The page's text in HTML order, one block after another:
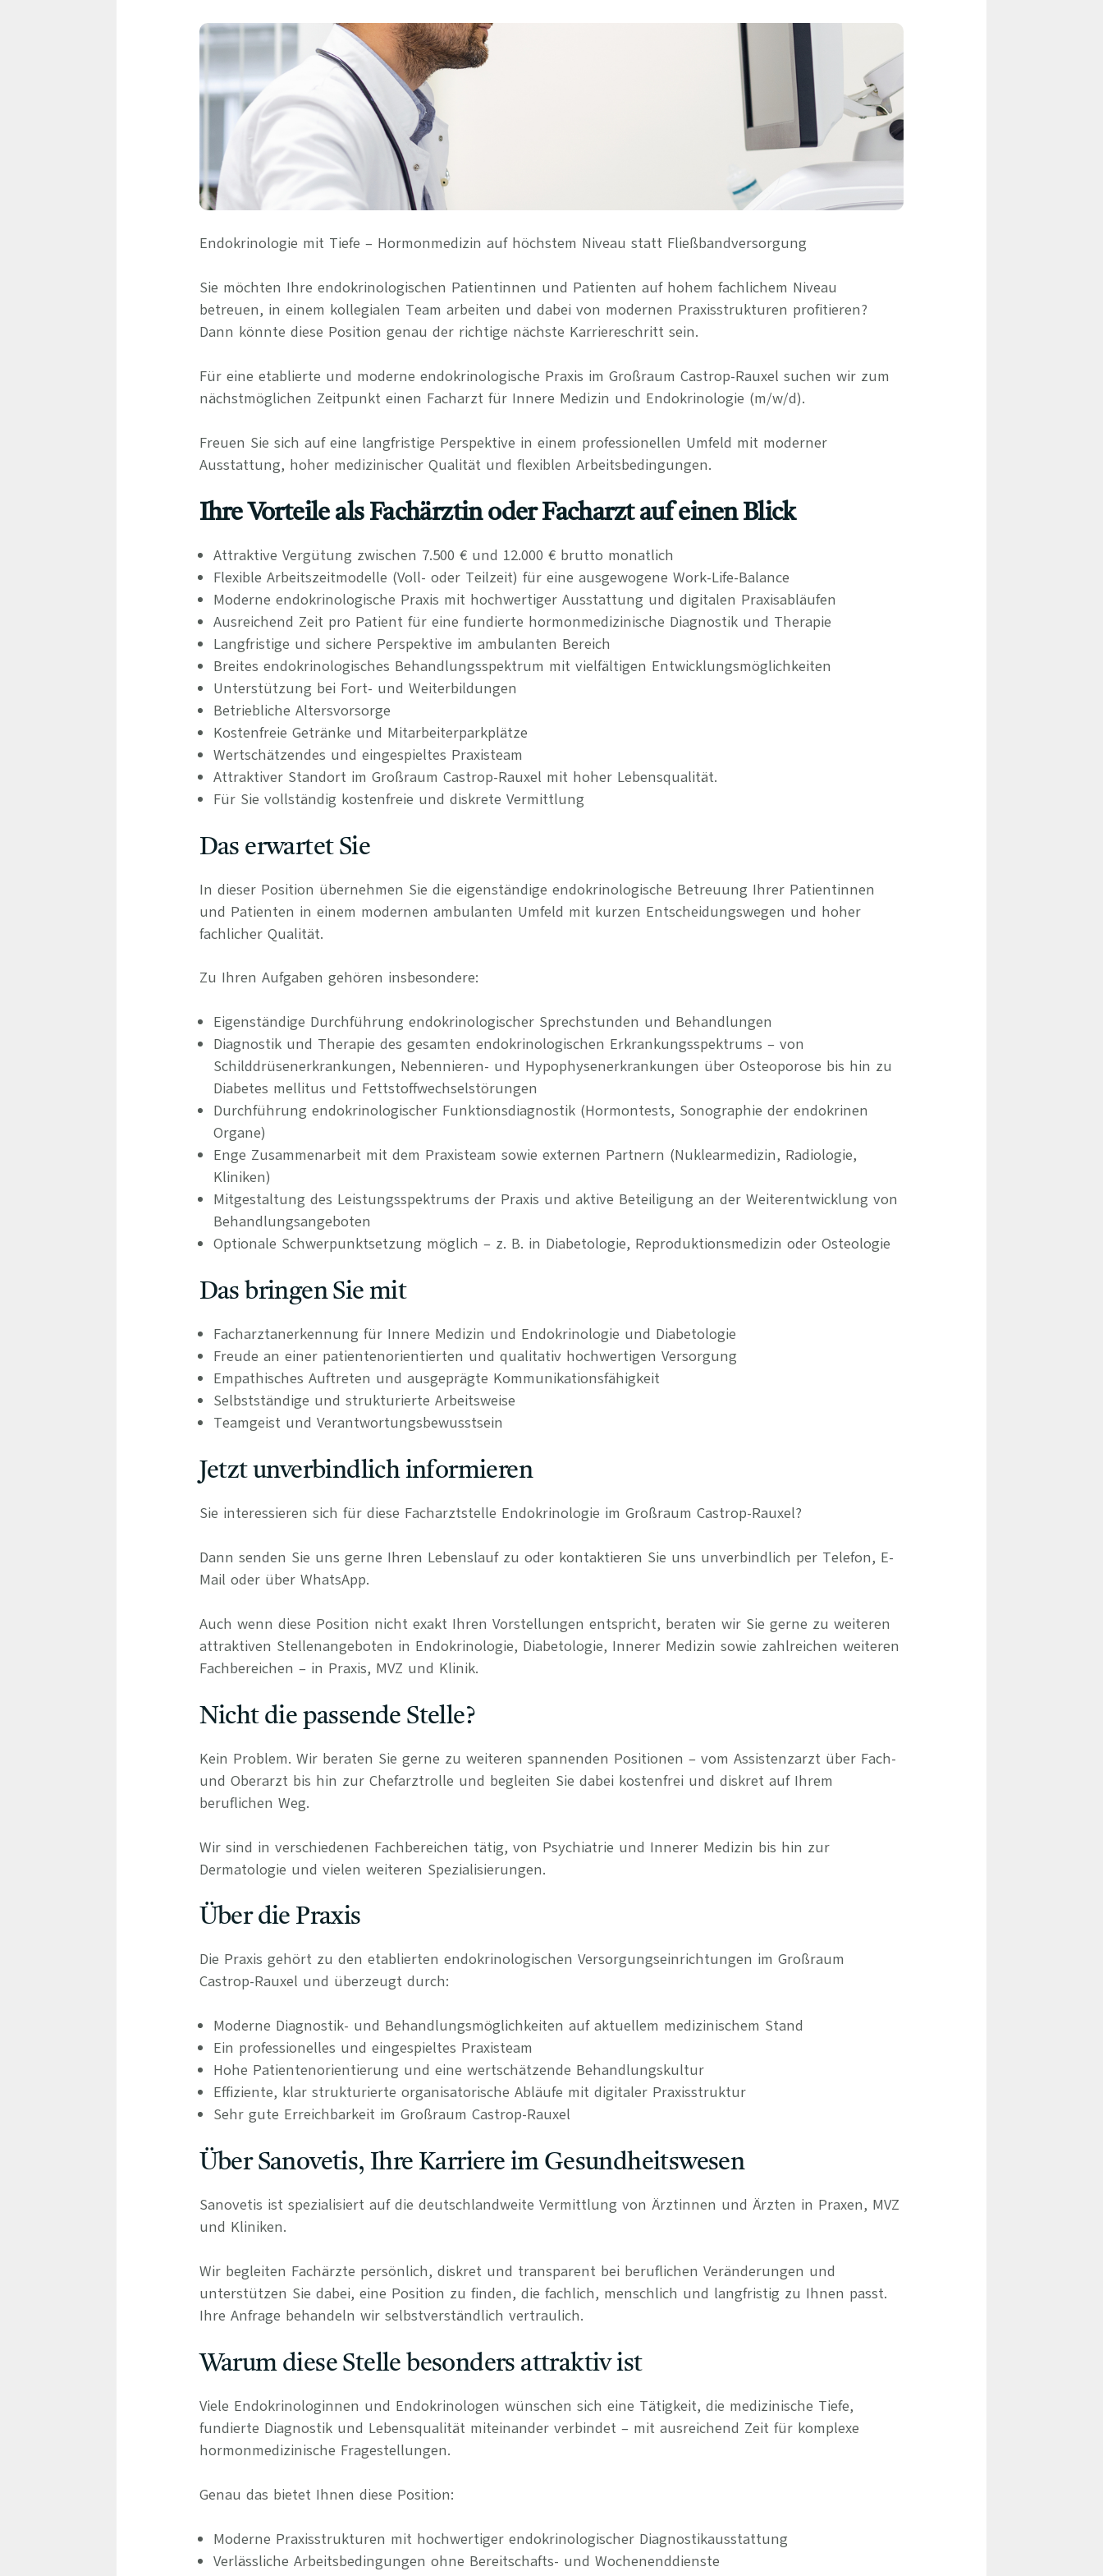
Weitere Services
Fragen & Antworten
Bewerbungscoach
Empfehlungsprogramm
Erfolgsbasierte Personalvermittlung
Mandatierte Personalvermittlung
Sanovetis Care+
Endokrinologie mit Tiefe – Hormonmedizin auf höchstem Niveau statt Fließbandversorgung
Sie möchten Ihre endokrinologischen Patientinnen und Patienten auf hohem fachlichem Niveau
betreuen, in einem kollegialen Team arbeiten und dabei von modernen Praxisstrukturen profitieren?
Dann könnte diese Position genau der richtige nächste Karriereschritt sein.
Für eine etablierte und moderne endokrinologische Praxis im Großraum Castrop-Rauxel suchen wir zum
nächstmöglichen Zeitpunkt einen Facharzt für Innere Medizin und Endokrinologie (m/w/d).
Freuen Sie sich auf eine langfristige Perspektive in einem professionellen Umfeld mit moderner
Ausstattung, hoher medizinischer Qualität und flexiblen Arbeitsbedingungen.
Ihre Vorteile als Fachärztin oder Facharzt auf einen Blick
Attraktive Vergütung zwischen 7.500 € und 12.000 € brutto monatlich
Flexible Arbeitszeitmodelle (Voll- oder Teilzeit) für eine ausgewogene Work-Life-Balance
Moderne endokrinologische Praxis mit hochwertiger Ausstattung und digitalen Praxisabläufen
Ausreichend Zeit pro Patient für eine fundierte hormonmedizinische Diagnostik und Therapie
Langfristige und sichere Perspektive im ambulanten Bereich
Breites endokrinologisches Behandlungsspektrum mit vielfältigen Entwicklungsmöglichkeiten
Unterstützung bei Fort- und Weiterbildungen
Betriebliche Altersvorsorge
Kostenfreie Getränke und Mitarbeiterparkplätze
Wertschätzendes und eingespieltes Praxisteam
Attraktiver Standort im Großraum Castrop-Rauxel mit hoher Lebensqualität.
Für Sie vollständig kostenfreie und diskrete Vermittlung
Das erwartet Sie
In dieser Position übernehmen Sie die eigenständige endokrinologische Betreuung Ihrer Patientinnen
und Patienten in einem modernen ambulanten Umfeld mit kurzen Entscheidungswegen und hoher
fachlicher Qualität.
Zu Ihren Aufgaben gehören insbesondere:
Eigenständige Durchführung endokrinologischer Sprechstunden und Behandlungen
Diagnostik und Therapie des gesamten endokrinologischen Erkrankungsspektrums – von
Schilddrüsenerkrankungen, Nebennieren- und Hypophysenerkrankungen über Osteoporose bis hin zu
Diabetes mellitus und Fettstoffwechselstörungen
Durchführung endokrinologischer Funktionsdiagnostik (Hormontests, Sonographie der endokrinen
Organe)
Enge Zusammenarbeit mit dem Praxisteam sowie externen Partnern (Nuklearmedizin, Radiologie,
Kliniken)
Mitgestaltung des Leistungsspektrums der Praxis und aktive Beteiligung an der Weiterentwicklung von
Behandlungsangeboten
Optionale Schwerpunktsetzung möglich – z. B. in Diabetologie, Reproduktionsmedizin oder Osteologie
Das bringen Sie mit
Facharztanerkennung für Innere Medizin und Endokrinologie und Diabetologie
Freude an einer patientenorientierten und qualitativ hochwertigen Versorgung
Empathisches Auftreten und ausgeprägte Kommunikationsfähigkeit
Selbstständige und strukturierte Arbeitsweise
Teamgeist und Verantwortungsbewusstsein
Jetzt unverbindlich informieren
Sie interessieren sich für diese Facharztstelle Endokrinologie im Großraum Castrop-Rauxel?
Dann senden Sie uns gerne Ihren Lebenslauf zu oder kontaktieren Sie uns unverbindlich per Telefon, E-
Mail oder über WhatsApp.
Auch wenn diese Position nicht exakt Ihren Vorstellungen entspricht, beraten wir Sie gerne zu weiteren
attraktiven Stellenangeboten in Endokrinologie, Diabetologie, Innerer Medizin sowie zahlreichen weiteren
Fachbereichen – in Praxis, MVZ und Klinik.
Nicht die passende Stelle?
Kein Problem. Wir beraten Sie gerne zu weiteren spannenden Positionen – vom Assistenzarzt über Fach-
und Oberarzt bis hin zur Chefarztrolle und begleiten Sie dabei kostenfrei und diskret auf Ihrem
beruflichen Weg.
Wir sind in verschiedenen Fachbereichen tätig, von Psychiatrie und Innerer Medizin bis hin zur
Dermatologie und vielen weiteren Spezialisierungen.
Über die Praxis
Die Praxis gehört zu den etablierten endokrinologischen Versorgungseinrichtungen im Großraum
Castrop-Rauxel und überzeugt durch:
Moderne Diagnostik- und Behandlungsmöglichkeiten auf aktuellem medizinischem Stand
Ein professionelles und eingespieltes Praxisteam
Hohe Patientenorientierung und eine wertschätzende Behandlungskultur
Effiziente, klar strukturierte organisatorische Abläufe mit digitaler Praxisstruktur
Sehr gute Erreichbarkeit im Großraum Castrop-Rauxel
Über Sanovetis, Ihre Karriere im Gesundheitswesen
Sanovetis ist spezialisiert auf die deutschlandweite Vermittlung von Ärztinnen und Ärzten in Praxen, MVZ
und Kliniken.
Wir begleiten Fachärzte persönlich, diskret und transparent bei beruflichen Veränderungen und
unterstützen Sie dabei, eine Position zu finden, die fachlich, menschlich und langfristig zu Ihnen passt.
Ihre Anfrage behandeln wir selbstverständlich vertraulich.
Warum diese Stelle besonders attraktiv ist
Viele Endokrinologinnen und Endokrinologen wünschen sich eine Tätigkeit, die medizinische Tiefe,
fundierte Diagnostik und Lebensqualität miteinander verbindet – mit ausreichend Zeit für komplexe
hormonmedizinische Fragestellungen.
Genau das bietet Ihnen diese Position:
Moderne Praxisstrukturen mit hochwertiger endokrinologischer Diagnostikausstattung
Verlässliche Arbeitsbedingungen ohne Bereitschafts- und Wochenenddienste